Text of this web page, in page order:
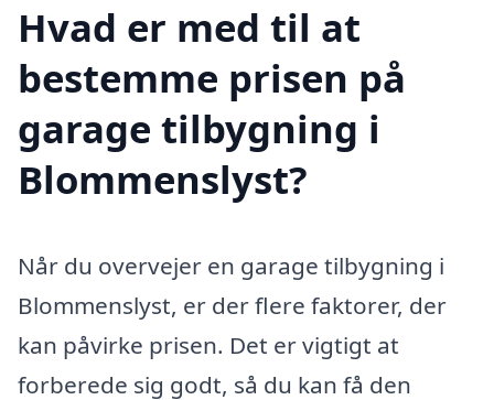
Hvad er med til at
bestemme prisen på
garage tilbygning i
Blommenslyst?
Når du overvejer en garage tilbygning i
Blommenslyst, er der flere faktorer, der
kan påvirke prisen. Det er vigtigt at
forberede sig godt, så du kan få den